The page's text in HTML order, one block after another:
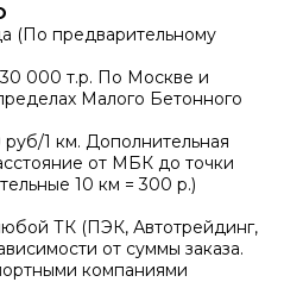
(По предварительному
30 000 т.р. По Москве и
Малого Бетонного
1 км. Дополнительная
от МБК до точки
10 км = 300 р.)
ТК (ПЭК, Автотрейдинг,
от суммы заказа.
компаниями